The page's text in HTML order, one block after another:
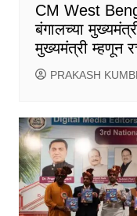
CM West
बंगालच्या
मुख्यमंत्री म्हणून
PRAKASH